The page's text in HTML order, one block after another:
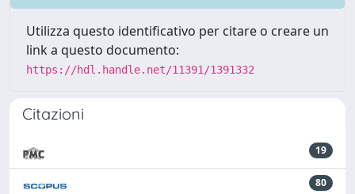
Utilizza questo identificativo per citare o creare un
link a questo documento:
https://hdl.handle.net/11391/1391332
Citazioni
19
80